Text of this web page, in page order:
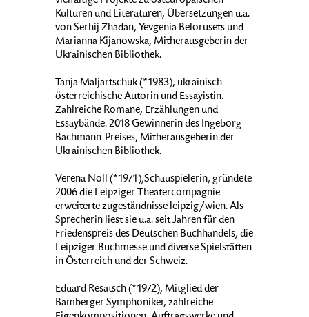
Kulturen und Literaturen, Übersetzungen u.a.
von Serhij Zhadan, Yevgenia Belorusets und
Marianna Kijanowska, Mitherausgeberin der
Ukrainischen Bibliothek.
Tanja Maljartschuk (*1983), ukrainisch-
österreichische Autorin und Essayistin.
Zahlreiche Romane, Erzählungen und
Essaybände. 2018 Gewinnerin des Ingeborg-
Bachmann-Preises, Mitherausgeberin der
Ukrainischen Bibliothek.
Verena Noll (*1971),Schauspielerin, gründete
2006 die Leipziger Theatercompagnie
erweiterte zugeständnisse leipzig/wien. Als
Sprecherin liest sie u.a. seit Jahren für den
Friedenspreis des Deutschen Buchhandels, die
Leipziger Buchmesse und diverse Spielstätten
in Österreich und der Schweiz.
Eduard Resatsch (*1972), Mitglied der
Bamberger Symphoniker, zahlreiche